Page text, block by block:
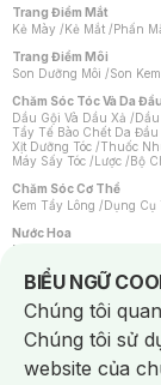
Trang Điểm Mắt
Kẻ Mày /Kẻ Mắt /Phấn
Trang Điểm Môi
Son Dưỡng Môi /Son
Chăm Sóc Tóc Và Da Đầu
Dầu Gội Và Dầu Xả /
Tẩy Tế Bào Chết Da Đầu
Xịt Dưỡng Tóc /Thuốc
Máy Sấy Tóc /Lược /Bộ
Chăm Sóc Cơ Thể
Kem Tẩy Lông /Dụng Cụ
Nước Hoa
Nước Hoa Nữ
Chăm Sóc Cá Nhân
Chống Muỗi /Khẩu Trang
Sản Phẩm Chăm Sóc Khác
Hỗ Trợ Trắng Răng/
Tăm / Chỉ Nha Khoa/
Khăn Ướt Vệ Sinh Vùng
Máy Cạo Râu
BIỂU NGỮ
Notice about
Chúng tôi
Chúng tôi sử
website của